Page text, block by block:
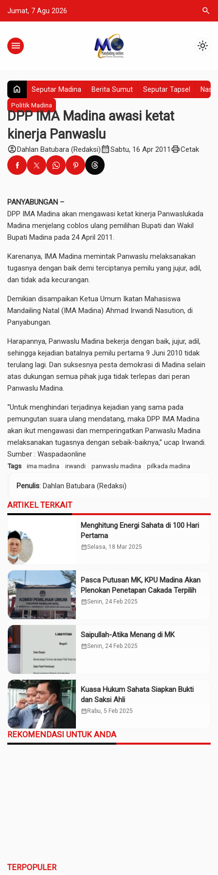
Jumat, 7 Agu 2026 search
menu light_mode
home Seputar Madina Berita Sumut Seputar Tapsel
Politik Madina
DPP IMA Madina awasi ketat
kinerja Panwaslu
account_circleDahlan Batubara (Redaksi)calendar_monthSabtu, 16 Apr 2011 printCetak
PANYABUNGAN –
DPP IMA Madina akan mengawasi ketat kinerja Panwaslukada
Madina menjelang coblos ulang pemilihan Bupati dan Wakil
Bupati Madina pada 24 April 2011.
Karenanya, IMA Madina memintak Panwaslu melaksanakan
tugasnya dengan baik demi terciptanya pemilu yang jujur, adil,
dan tidak ada kecurangan.
Demikian disampaikan Ketua Umum Ikatan Mahasiswa
Mandailing Natal (IMA Madina) Ahmad Irwandi Nasution, di
Panyabungan.
Harapannya, Panwaslu Madina bekerja dengan baik, jujur, adil,
sehingga kejadian batalnya pemilu pertama 9 Juni 2010 tidak
terulang lagi. Dan suksesnya pesta demokrasi di Madina selain
atas dukungan semua pihak juga tidak terlepas dari peran
Panwaslu Madina.
“Untuk menghindari terjadinya kejadian yang sama pada
pemungutan suara ulang mendatang, maka DPP IMA Madina
akan ikut mengawasi dan memperingatkan Panwaslu Madina
melaksanakan tugasnya dengan sebaik-baiknya,” ucap Irwandi.
Sumber : Waspadaonline
Tags ima madina irwandi panwaslu madina pilkada madina
Penulis: Dahlan Batubara (Redaksi)
ARTIKEL TERKAIT
Menghitung Energi Sahata di 100 Hari
Pertama
calendar_monthSelasa, 18 Mar 2025
Pasca Putusan MK, KPU Madina Akan
Plenokan Penetapan Cakada Terpilih
calendar_monthSenin, 24 Feb 2025
Saipullah-Atika Menang di MK
calendar_monthSenin, 24 Feb 2025
Kuasa Hukum Sahata Siapkan Bukti
dan Saksi Ahli
calendar_month Rabu, 5 Feb 2025
REKOMENDASI UNTUK ANDA
TERPOPULER